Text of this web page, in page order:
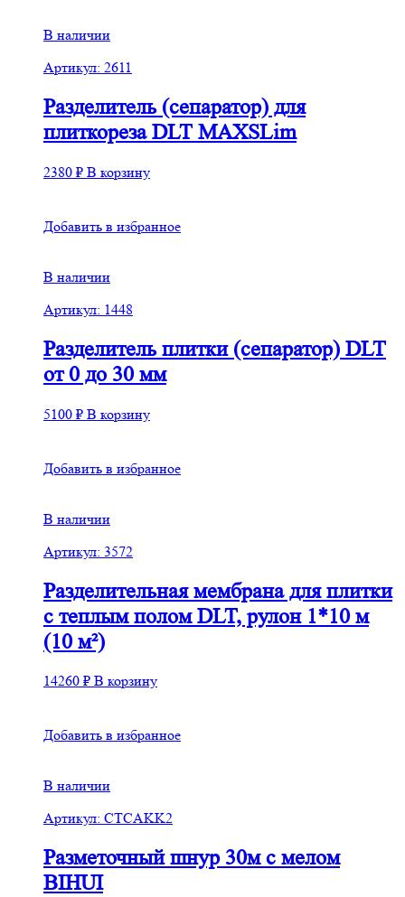
В наличии
Артикул: 2611
Разделитель (сепаратор) для
плиткореза DLT MAXSLim
2380 ₽ В корзину
Добавить в избранное
В наличии
Артикул: 1448
Разделитель плитки (сепаратор) DLT
от 0 до 30 мм
5100 ₽ В корзину
Добавить в избранное
В наличии
Артикул: 3572
Разделительная мембрана для плитки
с теплым полом DLT, рулон 1*10 м
(10 м²)
14260 ₽ В корзину
Добавить в избранное
В наличии
Артикул: CTCAKK2
Разметочный шнур 30м с мелом
BIHUI